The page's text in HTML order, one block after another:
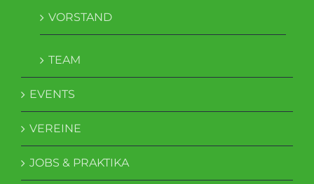
VORSTAND
TEAM
EVENTS
VEREINE
JOBS & PRAKTIKA